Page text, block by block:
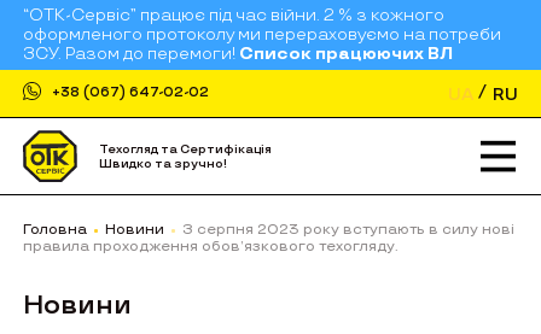
“ОТК-Сервіс” працює під час війни. 2 % з кожного
оформленого протоколу ми перераховуємо на потреби
ЗСУ. Разом до перемоги! Список працюючих ВЛ
+38 (067) 647-02-02 UA RU
Техогляд та Сертифікація
Швидко та зручно!
Головна Новини
З серпня 2023 року вступають в силу нові
правила проходження обов’язкового техогляду.
Новини